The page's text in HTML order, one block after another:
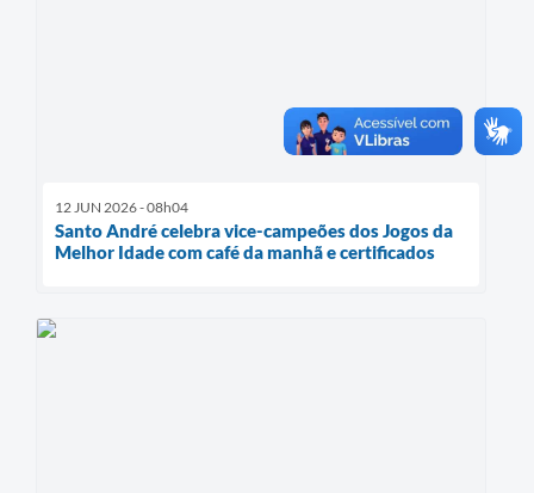
12 JUN 2026 - 08h04
Santo André celebra vice-campeões dos Jogos da
Melhor Idade com café da manhã e certificados